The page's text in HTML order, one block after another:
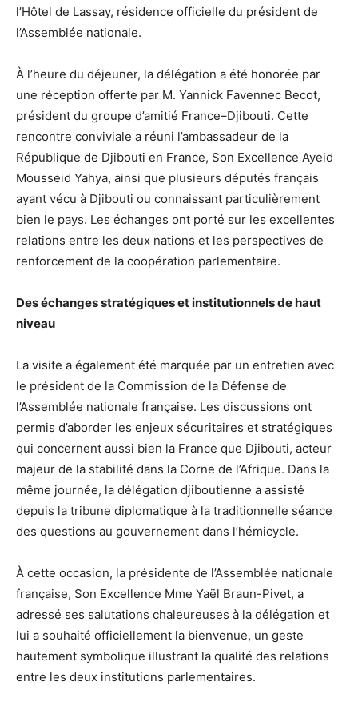
l’Hôtel de Lassay, résidence officielle du président de
l’Assemblée nationale.
À l’heure du déjeuner, la délégation a été honorée par
une réception offerte par M. Yannick Favennec Becot,
président du groupe d’amitié France–Djibouti. Cette
rencontre conviviale a réuni l’ambassadeur de la
République de Djibouti en France, Son Excellence Ayeid
Mousseid Yahya, ainsi que plusieurs députés français
ayant vécu à Djibouti ou connaissant particulièrement
bien le pays. Les échanges ont porté sur les excellentes
relations entre les deux nations et les perspectives de
renforcement de la coopération parlementaire.
Des échanges stratégiques et institutionnels de haut
niveau
La visite a également été marquée par un entretien avec
le président de la Commission de la Défense de
l’Assemblée nationale française. Les discussions ont
permis d’aborder les enjeux sécuritaires et stratégiques
qui concernent aussi bien la France que Djibouti, acteur
majeur de la stabilité dans la Corne de l’Afrique. Dans la
même journée, la délégation djiboutienne a assisté
depuis la tribune diplomatique à la traditionnelle séance
des questions au gouvernement dans l’hémicycle.
À cette occasion, la présidente de l’Assemblée nationale
française, Son Excellence Mme Yaël Braun-Pivet, a
adressé ses salutations chaleureuses à la délégation et
lui a souhaité officiellement la bienvenue, un geste
hautement symbolique illustrant la qualité des relations
entre les deux institutions parlementaires.